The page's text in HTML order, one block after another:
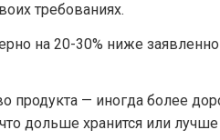
требованиях.
на 20-30% ниже
продукта — иногда более
дольше хранится или лучше